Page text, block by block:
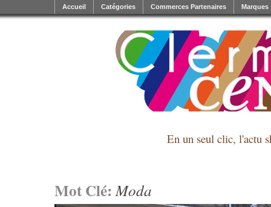
En un seul clic, l'actu
Accueil Catégories Commerces Partenaires Marques
Mot Clé:Moda